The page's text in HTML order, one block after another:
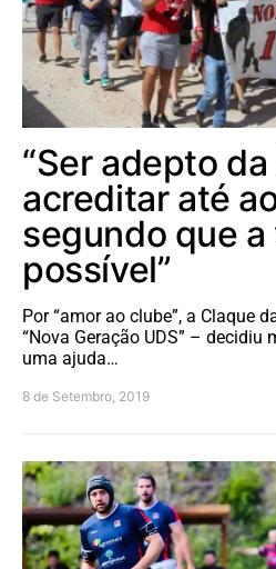
“Ser adepto da
acreditar até
segundo que
possível”
Por “amor ao clube”, a Claque
“Nova Geração UDS” – decidiu
uma ajuda…
8 de Setembro, 2019